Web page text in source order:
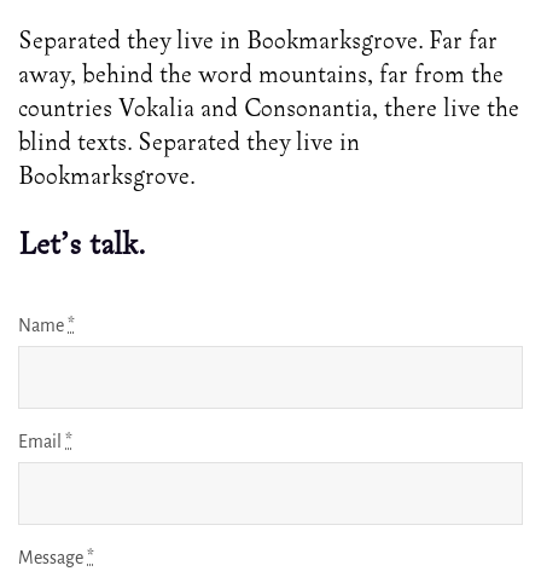
Separated they live in Bookmarksgrove. Far far
away, behind the word mountains, far from the
countries Vokalia and Consonantia, there live the
blind texts. Separated they live in
Bookmarksgrove.
Let's talk.
Name*
Email *
Message*